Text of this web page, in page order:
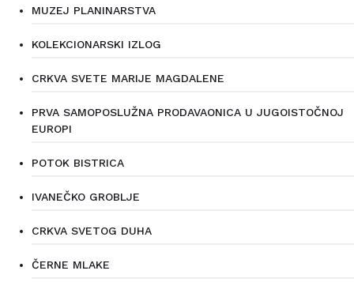
MUZEJ PLANINARSTVA
KOLEKCIONARSKI IZLOG
CRKVA SVETE MARIJE MAGDALENE
PRVA SAMOPOSLUŽNA PRODAVAONICA U JUGOISTOČNOJ
EUROPI
POTOK BISTRICA
IVANEČKO GROBLJE
CRKVA SVETOG DUHA
ČERNE MLAKE